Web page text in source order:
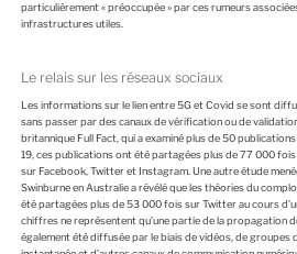
particulièrement « préoccupée » par ces rumeurs
infrastructures utiles.
Le relais sur les réseaux sociaux
Les informations sur le lien entre 5G et Covid se sont
sans passer par des canaux de vérification ou de
britannique Full Fact, qui a examiné plus de 50
19, ces publications ont été partagées plus de 77 000
sur Facebook, Twitter et Instagram. Une autre étude
Swinburne en Australie a révélé que les théories du
été partagées plus de 53 000 fois sur Twitter au cours
chiffres ne représentent qu’une partie de la propagation
également été diffusée par le biais de vidéos, de groupes